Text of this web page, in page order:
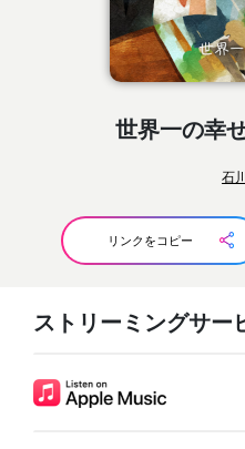
世界一の幸
石
リンクをコピー
ストリーミングサー